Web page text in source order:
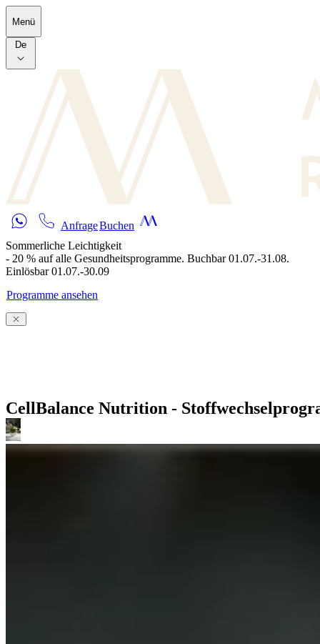
Skip to main content
Menü
De
AnfrageBuchen
Sommerliche Leichtigkeit
- 20 % auf alle Gesundheitsprogramme. Buchbar 01.07.-31.08.
Einlösbar 01.07.-30.09
Programme ansehen
CellBalance Nutrition -